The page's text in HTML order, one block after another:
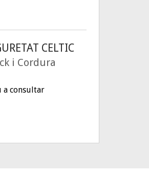
CELTIC
i Cordura
a consultar